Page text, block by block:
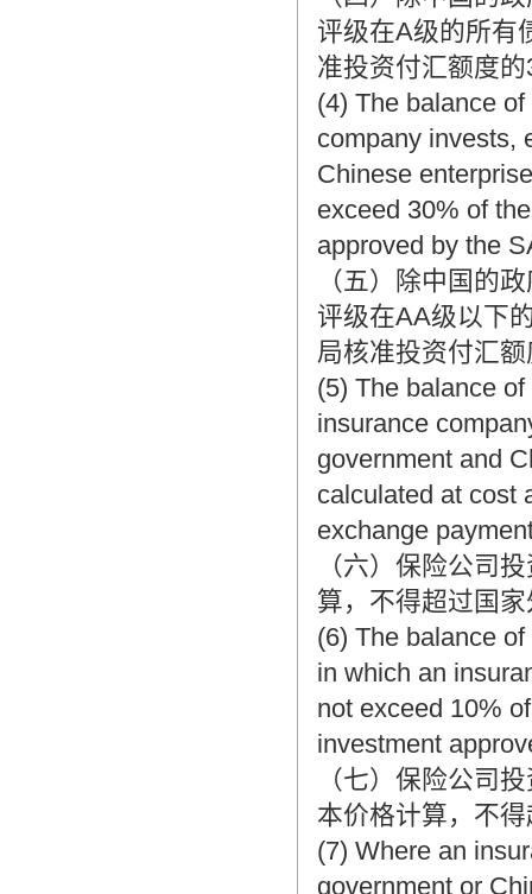
评级在A级的所有
准投资付汇额度
(4) The balance
company invests,
Chinese
exceed 30% of
approved by the
（五）除中国的
评级在AA级以下
局核准投资付汇
(5) The balance
insurance
government and
calculated at cost
exchange
（六）保险公司
算，不得超过国
(6) The balance
in which an
not exceed 10%
investment
（七）保险公司
本价格计算，不
(7) Where an
government or